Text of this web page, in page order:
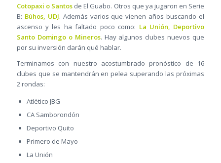
Cotopaxi o Santosde El Guabo. Otros que ya jugaron en Serie
B: Búhos, UDJ. Además varios que vienen años buscando el
ascenso y les ha faltado poco como: La Unión, Deportivo
Santo Domingo o Mineros. Hay algunos clubes nuevos que
por su inversión darán qué hablar.
Terminamos con nuestro acostumbrado pronóstico de 16
clubes que se mantendrán en pelea superando las próximas
2 rondas:
Atlético JBG
CA Samborondón
Deportivo Quito
Primero de Mayo
La Unión